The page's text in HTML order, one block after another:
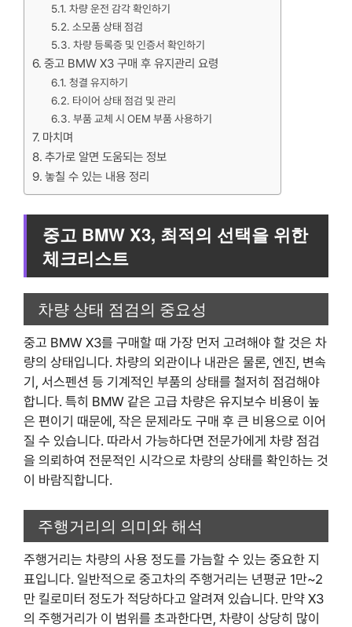
차량 운전 감각 확인하기
소모품 상태 점검
차량 등록증 및 인증서 확인하기
중고 BMW X3 구매 후 유지관리 요령
청결 유지하기
타이어 상태 점검 및 관리
부품 교체 시 OEM 부품 사용하기
마치며
추가로 알면 도움되는 정보
놓칠 수 있는 내용 정리
중고 BMW X3, 최적의 선택을 위한
체크리스트
차량 상태 점검의 중요성
중고 BMW X3를 구매할 때 가장 먼저 고려해야 할 것은 차
량의 상태입니다. 차량의 외관이나 내관은 물론, 엔진, 변속
기, 서스펜션 등 기계적인 부품의 상태를 철저히 점검해야
합니다. 특히 BMW 같은 고급 차량은 유지보수 비용이 높
은 편이기 때문에, 작은 문제라도 구매 후 큰 비용으로 이어
질 수 있습니다. 따라서 가능하다면 전문가에게 차량 점검
을 의뢰하여 전문적인 시각으로 차량의 상태를 확인하는 것
이 바람직합니다.
주행거리의 의미와 해석
주행거리는 차량의 사용 정도를 가늠할 수 있는 중요한 지
표입니다. 일반적으로 중고차의 주행거리는 년평균 1만~2
만 킬로미터 정도가 적당하다고 알려져 있습니다. 만약 X3
의 주행거리가 이 범위를 초과한다면, 차량이 상당히 많이